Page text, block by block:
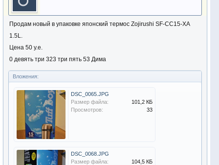
Продам новый в упаковке японский термос Zojirushi SF-CC15-XA
1.5L.
Цена 50 у.е.
0 девять три 323 три пять 53 Дима
Вложения:
DSC_0065.JPG
Размер файла:
101,2 КБ
Просмотров:
33
DSC_0068.JPG
Размер файла:
104,5 КБ